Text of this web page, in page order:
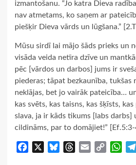
izmantošanu. “Jo katra Dieva
nav atmetams, ko saņem ar
piešķir Dieva vārds un lūgšana.”
Mūsu sirdī lai mājo šāds prieks un
visāda veida netīra dzīve un
pēc [vārdos un darbos] jums ir
piederas; tāpat bezkaunība, tukšas
neklājas, bet jo vairāk pateicība…
kas svēts, kas taisns, kas šķīsts,
slava, ja ir kāds tikums [labs darbs]
cildināms, par to domājiet!” [Ef.5:3-
Facebook BlueskyThreads
Email
Copy